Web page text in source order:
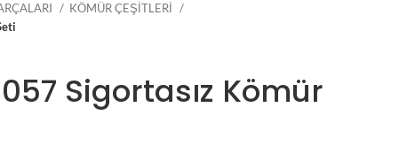
KÖMÜR ÇEŞİTLERİ
Sigortasız Kömür